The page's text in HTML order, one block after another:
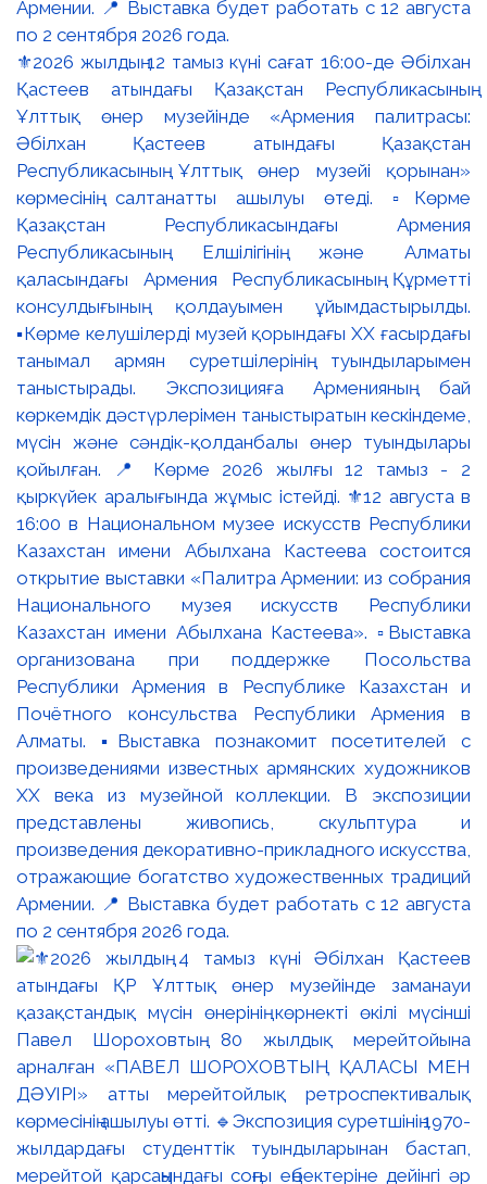
⚜️2026 жылдың 12 тамыз күні сағат 16:00-де Әбілхан
Қастеев атындағы Қазақстан Республикасының
Ұлттық өнер музейінде «Армения палитрасы:
Әбілхан Қастеев атындағы Қазақстан
Республикасының Ұлттық өнер музейі қорынан»
көрмесінің салтанатты ашылуы өтеді. ▫️Көрме
Қазақстан Республикасындағы Армения
Республикасының Елшілігінің және Алматы
қаласындағы Армения Республикасының Құрметті
консулдығының қолдауымен ұйымдастырылды.
▪️Көрме келушілерді музей қорындағы ХХ ғасырдағы
танымал армян суретшілерінің туындыларымен
таныстырады. Экспозицияға Арменияның бай
көркемдік дәстүрлерімен таныстыратын кескіндеме,
мүсін және сәндік-қолданбалы өнер туындылары
қойылған. 📍 Көрме 2026 жылғы 12 тамыз - 2
қыркүйек аралығында жұмыс істейді. ⚜️12 августа в
16:00 в Национальном музее искусств Республики
Казахстан имени Абылхана Кастеева состоится
открытие выставки «Палитра Армении: из собрания
Национального музея искусств Республики
Казахстан имени Абылхана Кастеева». ▫️Выставка
организована при поддержке Посольства
Республики Армения в Республике Казахстан и
Почётного консульства Республики Армения в
Алматы. ▪️Выставка познакомит посетителей с
произведениями известных армянских художников
XX века из музейной коллекции. В экспозиции
представлены живопись, скульптура и
произведения декоративно-прикладного искусства,
отражающие богатство художественных традиций
Армении. 📍 Выставка будет работать с 12 августа
по 2 сентября 2026 года.